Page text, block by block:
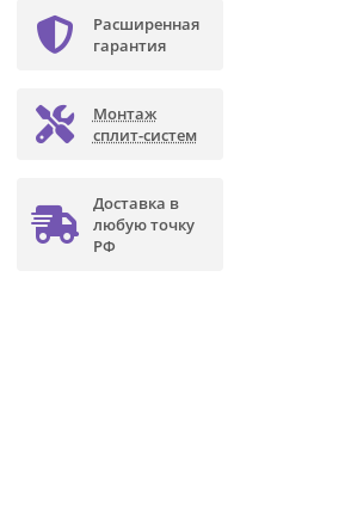
Расширенная
гарантия
Монтаж
сплит-систем
Доставка в
любую точку
РФ